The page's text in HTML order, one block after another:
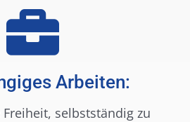
Arbeiten:
selbstständig zu